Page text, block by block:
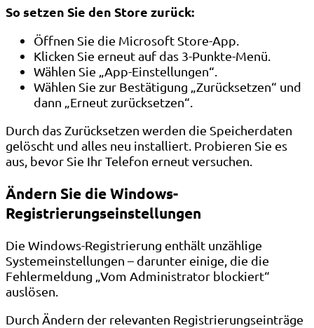
So setzen Sie den Store zurück:
Öffnen Sie die Microsoft Store-App.
Klicken Sie erneut auf das 3-Punkte-Menü.
Wählen Sie „App-Einstellungen“.
Wählen Sie zur Bestätigung „Zurücksetzen“ und
dann „Erneut zurücksetzen“.
Durch das Zurücksetzen werden die Speicherdaten
gelöscht und alles neu installiert. Probieren Sie es
aus, bevor Sie Ihr Telefon erneut versuchen.
Ändern Sie die Windows-
Registrierungseinstellungen
Die Windows-Registrierung enthält unzählige
Systemeinstellungen – darunter einige, die die
Fehlermeldung „Vom Administrator blockiert“
auslösen.
Durch Ändern der relevanten Registrierungseinträge